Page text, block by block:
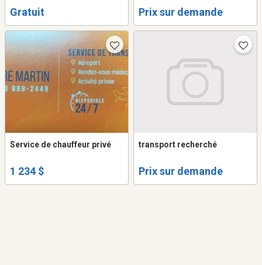
Gratuit Prix sur demande
Service de chauffeur privé
1 234 $
transport recherché
Prix sur demande